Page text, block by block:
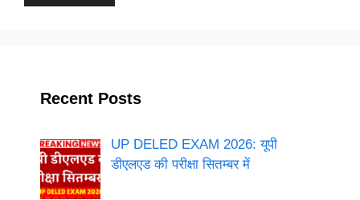
Recent Posts
UP DELED EXAM 2026: यूपी
डीएलएड की परीक्षा सितम्बर में